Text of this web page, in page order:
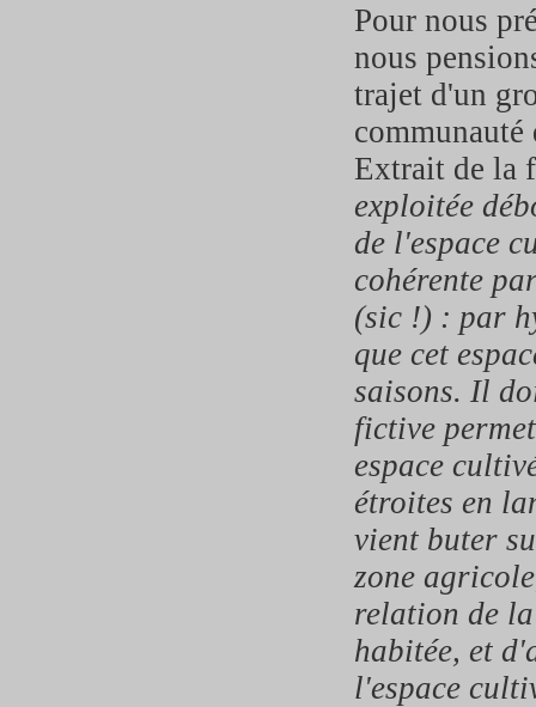
Pour nous
nous
trajet d'un
Extrait de la
exploitée
de l'espace
cohérente
(sic !) : par
que cet
saisons. Il
fictive
espace
étroites en
vient buter
zone
relation de
habitée, et
l'espace